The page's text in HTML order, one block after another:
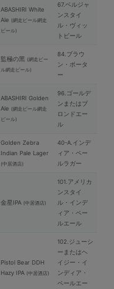
ABASHIRI White
Ale (網走ビール網走
ビール)
67.ベルジャ
ンスタイ
ル・ヴィッ
トビール
監極の⿊ (網走ビー
ル網走ビール)
84.ブラウ
ン・ポータ
ー
ABASHIRI Golden
Ale (網走ビール網走
ビール)
96.ゴールデ
ンまたはブ
ロンドエー
ル
Golden Zebra
Indian Pale Lager
(中居酒店)
40-A.インデ
ィア・ペー
ルラガー
⾦星IPA (中居酒店)
101.アメリカ
ンスタイ
ル・インデ
ィア・ペー
ルエール
Pistol Bear DDH
Hazy IPA (中居酒店)
102.ジューシ
ーまたはヘ
イジー・イ
ンディア・
ペールエー